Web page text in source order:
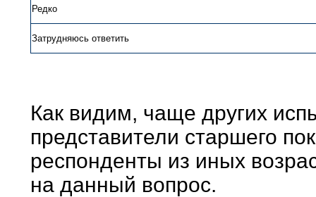
Редко
Затрудняюсь ответить
Как видим, чаще других
представители старшего
респонденты из иных
на данный вопрос.